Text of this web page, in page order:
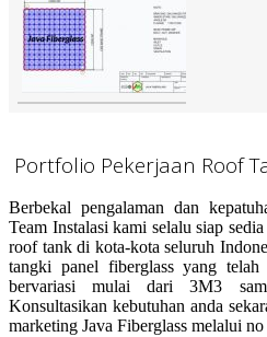
Portfolio Pekerjaan Roof
Berbekal pengalaman dan
Team Instalasi kami selalu siap
roof tank di kota-kota seluruh
tangki panel fiberglass yang
bervariasi mulai dari 3M3
Konsultasikan kebutuhan anda
marketing Java Fiberglass melalui